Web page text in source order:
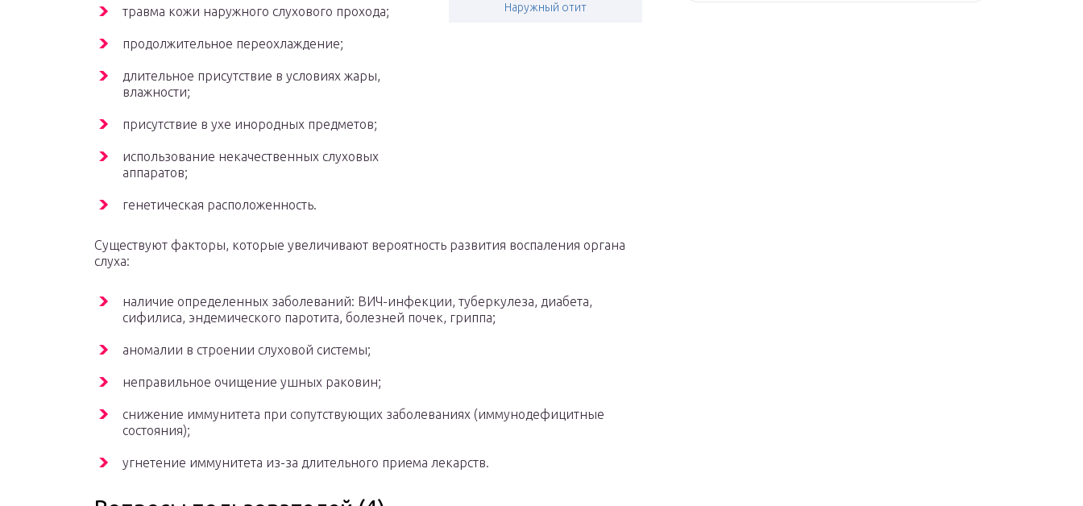
Наружный отит
травма кожи наружного слухового прохода;
продолжительное переохлаждение;
длительное присутствие в условиях жары,
влажности;
присутствие в ухе инородных предметов;
использование некачественных слуховых
аппаратов;
генетическая расположенность.
Существуют факторы, которые увеличивают вероятность развития воспаления органа
слуха:
наличие определенных заболеваний: ВИЧ-инфекции, туберкулеза, диабета,
сифилиса, эндемического паротита, болезней почек, гриппа;
аномалии в строении слуховой системы;
неправильное очищение ушных раковин;
снижение иммунитета при сопутствующих заболеваниях (иммунодефицитные
состояния);
угнетение иммунитета из-за длительного приема лекарств.